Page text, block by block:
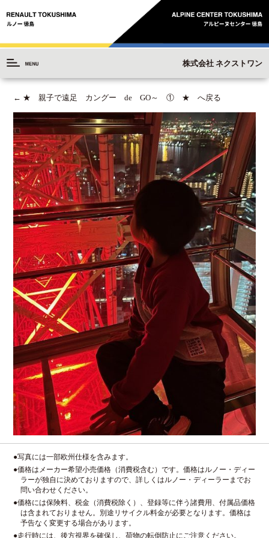
株式会社 ネクストワン
← ★ 親子で遠足 カングー de GO～ ① ★ へ戻る
●写真には一部欧州仕様を含みます。
●価格はメーカー希望小売価格（消費税含む）です。価格はルノー・ディー
ラーが独自に決めておりますので、詳しくはルノー・ディーラーまでお
問い合わせください。
●価格には保険料、税金（消費税除く）、登録等に伴う諸費用、付属品価格
は含まれておりません。別途リサイクル料金が必要となります。価格は
予告なく変更する場合があります。
●走行時には、後方視界を確保し、荷物の転倒防止にご注意ください。